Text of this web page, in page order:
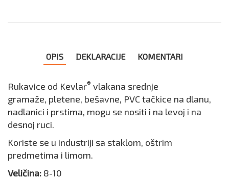
OPIS DEKLARACIJE KOMENTARI
Rukavice od Kevlar® vlakana srednje
gramaže, pletene, bešavne, PVC tačkice na dlanu,
nadlanici i prstima, mogu se nositi i na levoj i na
desnoj ruci.
Koriste se u industriji sa staklom, oštrim
predmetima i limom.
Veličina: 8-10